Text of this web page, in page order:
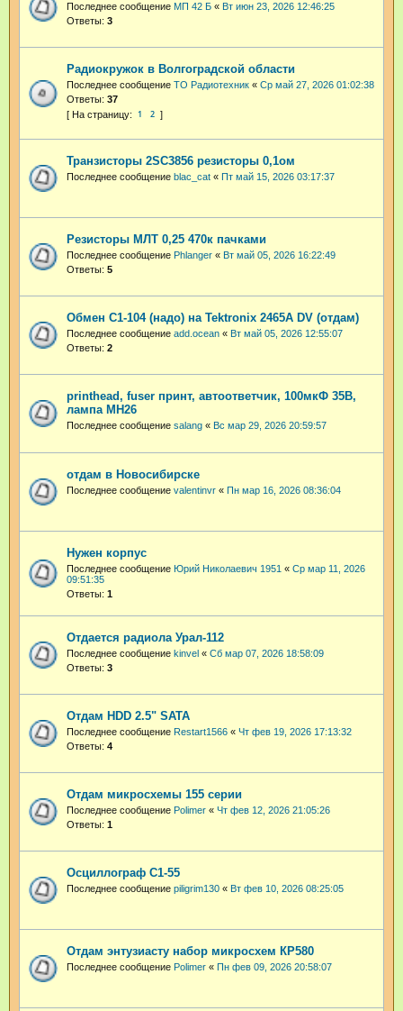
Последнее сообщение МП 42 Б « Вт июн 23, 2026 12:46:25
Ответы: 3
Радиокружок в Волгоградской области
Последнее сообщение ТО Радиотехник « Ср май 27, 2026 01:02:38
Ответы: 37
1 2
Транзисторы 2SC3856 резисторы 0,1ом
Последнее сообщение blac_cat « Пт май 15, 2026 03:17:37
Резисторы МЛТ 0,25 470к пачками
Последнее сообщение Phlanger « Вт май 05, 2026 16:22:49
Ответы: 5
Обмен С1-104 (надо) на Tektronix 2465A DV (отдам)
Последнее сообщение add.ocean « Вт май 05, 2026 12:55:07
Ответы: 2
printhead, fuser принт, автоответчик, 100мкФ 35В,
лампа МН26
Последнее сообщение salang « Вс мар 29, 2026 20:59:57
отдам в Новосибирске
Последнее сообщение valentinvr « Пн мар 16, 2026 08:36:04
Нужен корпус
Последнее сообщение Юрий Николаевич 1951 « Ср мар 11, 2026
09:51:35
Ответы: 1
Отдается радиола Урал-112
Последнее сообщение kinvel « Сб мар 07, 2026 18:58:09
Ответы: 3
Отдам HDD 2.5" SATA
Последнее сообщение Restart1566 « Чт фев 19, 2026 17:13:32
Ответы: 4
Отдам микросхемы 155 серии
Последнее сообщение Polimer « Чт фев 12, 2026 21:05:26
Ответы: 1
Осциллограф С1-55
Последнее сообщение piligrim130 « Вт фев 10, 2026 08:25:05
Отдам энтузиасту набор микросхем КР580
Последнее сообщение Polimer « Пн фев 09, 2026 20:58:07